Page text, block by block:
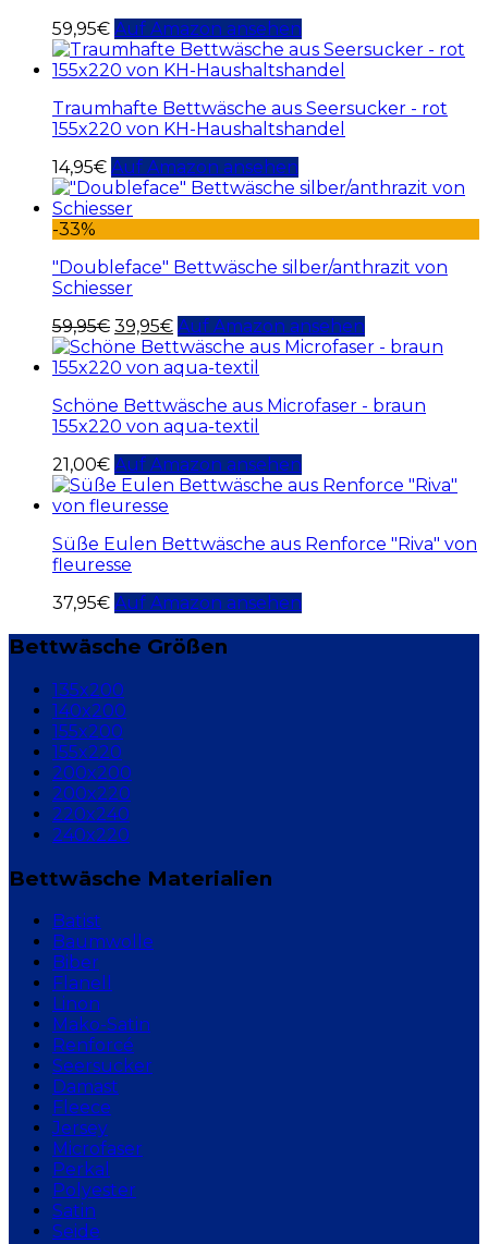
59,95€ Auf Amazon ansehen
Traumhafte Bettwäsche aus Seersucker - rot
155x220 von KH-Haushaltshandel
14,95€ Auf Amazon ansehen
-33%
"Doubleface" Bettwäsche silber/anthrazit von
Schiesser
59,95€ 39,95€ Auf Amazon ansehen
Schöne Bettwäsche aus Microfaser - braun
155x220 von aqua-textil
21,00€ Auf Amazon ansehen
Süße Eulen Bettwäsche aus Renforce "Riva" von
fleuresse
37,95€ Auf Amazon ansehen
Bettwäsche Größen
135x200
140x200
155x200
155x220
200x200
200x220
220x240
240x220
Bettwäsche Materialien
Batist
Baumwolle
Biber
Flanell
Linon
Mako-Satin
Renforcé
Seersucker
Damast
Fleece
Jersey
Microfaser
Perkal
Polyester
Satin
Seide